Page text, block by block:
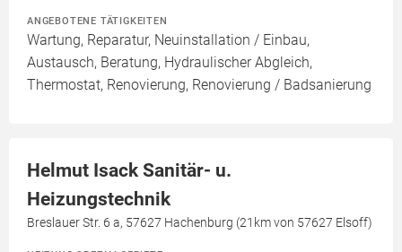
ANGEBOTENE TÄTIGKEITEN
Wartung, Reparatur, Neuinstallation / Einbau,
Austausch, Beratung, Hydraulischer Abgleich,
Thermostat, Renovierung, Renovierung / Badsanierung
Helmut Isack Sanitär- u.
Heizungstechnik
Breslauer Str. 6 a, 57627 Hachenburg (21km von 57627 Elsoff)